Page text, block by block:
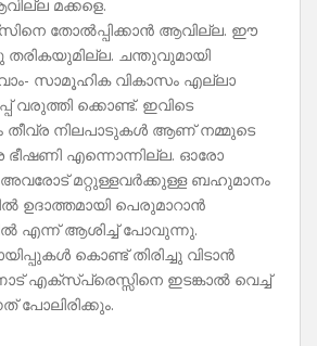
മക്കളെ.
തോൽപ്പിക്കാൻ ആവില്ല. ഈ
തരികയുമില്ല. ചന്തുവുമായി
സാമൂഹിക വികാസം എല്ലാ
വരുത്തി ക്കൊണ്ട്. ഇവിടെ
നിലപാടുകൾ ആണ് നമ്മുടെ
എന്നൊന്നില്ല. ഓരോ
മറ്റുള്ളവർക്കുള്ള ബഹുമാനം
ഉദാത്തമായി പെരുമാറാൻ
എന്ന് ആശിച്ച് പോവുന്നു.
കൊണ്ട് തിരിച്ചു വിടാൻ
എക്സ്പ്രെസ്സിനെ ഇടങ്കാൽ വെച്ച്
പോലിരിക്കും.